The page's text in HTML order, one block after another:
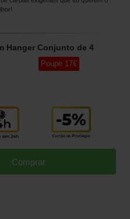
Hanger Conjunto de 4
Poupe 17€
Comprar